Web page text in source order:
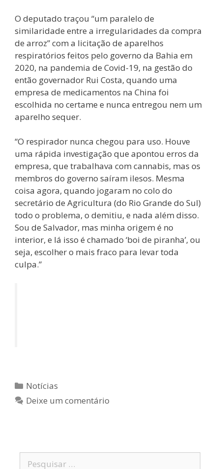
O deputado traçou “um paralelo de
similaridade entre a irregularidades da compra
de arroz” com a licitação de aparelhos
respiratórios feitos pelo governo da Bahia em
2020, na pandemia de Covid-19, na gestão do
então governador Rui Costa, quando uma
empresa de medicamentos na China foi
escolhida no certame e nunca entregou nem um
aparelho sequer.
“O respirador nunca chegou para uso. Houve
uma rápida investigação que apontou erros da
empresa, que trabalhava com cannabis, mas os
membros do governo saíram ilesos. Mesma
coisa agora, quando jogaram no colo do
secretário de Agricultura (do Rio Grande do Sul)
todo o problema, o demitiu, e nada além disso.
Sou de Salvador, mas minha origem é no
interior, e lá isso é chamado ‘boi de piranha’, ou
seja, escolher o mais fraco para levar toda
culpa.”
Notícias
Deixe um comentário